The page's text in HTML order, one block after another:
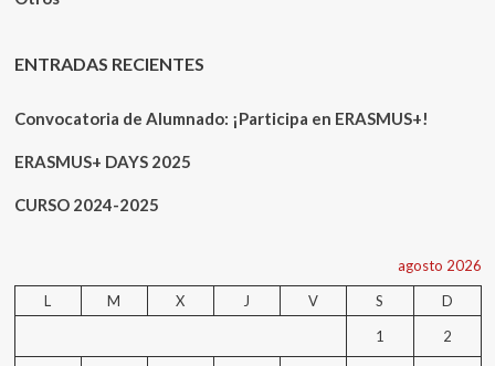
ENTRADAS RECIENTES
Convocatoria de Alumnado: ¡Participa en ERASMUS+!
ERASMUS+ DAYS 2025
CURSO 2024-2025
agosto 2026
L
M X J V S
D
1
2